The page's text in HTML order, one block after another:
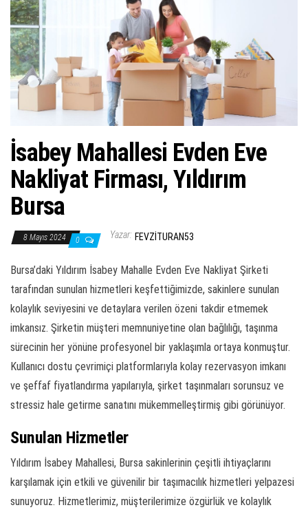
İsabey Mahallesi Evden Eve
Nakliyat Firması, Yıldırım
Bursa
8 Mayıs 2024 0 Yazar: FEVZITURAN53
Bursa’daki Yıldırım İsabey Mahalle Evden Eve Nakliyat Şirketi
tarafından sunulan hizmetleri keşfettiğimizde, sakinlere sunulan
kolaylık seviyesini ve detaylara verilen özeni takdir etmemek
imkansız. Şirketin müşteri memnuniyetine olan bağlılığı, taşınma
sürecinin her yönüne profesyonel bir yaklaşımla ortaya konmuştur.
Kullanıcı dostu çevrimiçi platformlarıyla kolay rezervasyon imkanı
ve şeffaf fiyatlandırma yapılarıyla, şirket taşınmaları sorunsuz ve
stressiz hale getirme sanatını mükemmelleştirmiş gibi görünüyor.
Sunulan Hizmetler
Yıldırım İsabey Mahallesi, Bursa sakinlerinin çeşitli ihtiyaçlarını
karşılamak için etkili ve güvenilir bir taşımacılık hizmetleri yelpazesi
sunuyoruz. Hizmetlerimiz, müşterilerimize özgürlük ve kolaylık